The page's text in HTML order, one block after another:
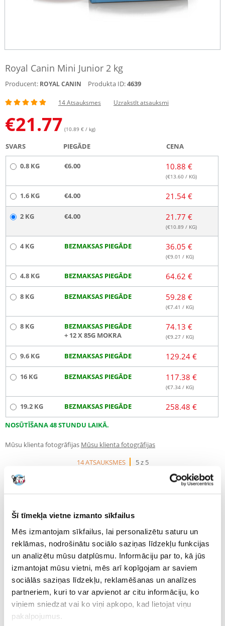
Šī tīmekļa vietne izmanto sīkfailus
Mēs izmantojam sīkfailus, lai personalizētu saturu un
reklāmas, nodrošinātu sociālo saziņas līdzekļu funkcijas
un analizētu mūsu datplūsmu. Informāciju par to, kā jūs
izmantojat mūsu vietni, mēs arī kopīgojam ar saviem
sociālās saziņas līdzekļu, reklamēšanas un analīzes
partneriem, kuri to var apvienot ar citu informāciju, ko
viņiem sniedzat vai ko viņi apkopo, kad lietojat viņu
pakalpojumus.
Royal Canin Mini Junior 2 kg
Producent: ROYAL CANIN Produkta ID:4639
14 Atsauksmes Uzrakstīt atsauksmi
€21.77 (10.89 € / kg)
SVARS PIEGĀDE CENA
0.8 KG €6.00 10.88 €
(€13.60 / KG)
1.6 KG €4.00 21.54 €
2 KG €4.00 21.77 €
(€10.89 / KG)
4 KG BEZMAKSAS PIEGĀDE 36.05 €
(€9.01 / KG)
4.8 KG BEZMAKSAS PIEGĀDE 64.62 €
8 KG BEZMAKSAS PIEGĀDE 59.28 €
(€7.41 / KG)
8 KG
BEZMAKSAS PIEGĀDE
+ 12 X 85G MOKRA
74.13 €
(€9.27 / KG)
9.6 KG BEZMAKSAS PIEGĀDE 129.24 €
16 KG BEZMAKSAS PIEGĀDE 117.38 €
(€7.34 / KG)
19.2 KG BEZMAKSAS PIEGĀDE 258.48 €
NOSŪTĪŠANA 48 STUNDU LAIKĀ.
Mūsu klienta fotogrāfijas Mūsu klienta fotogrāfijas
14 ATSAUKSMES
5 z 5
100%
Recommend
100% KLIENTU IESAKA ŠO PRODUKTU
UZRAKSTĪT ATSAUKSMI
Raksturojums